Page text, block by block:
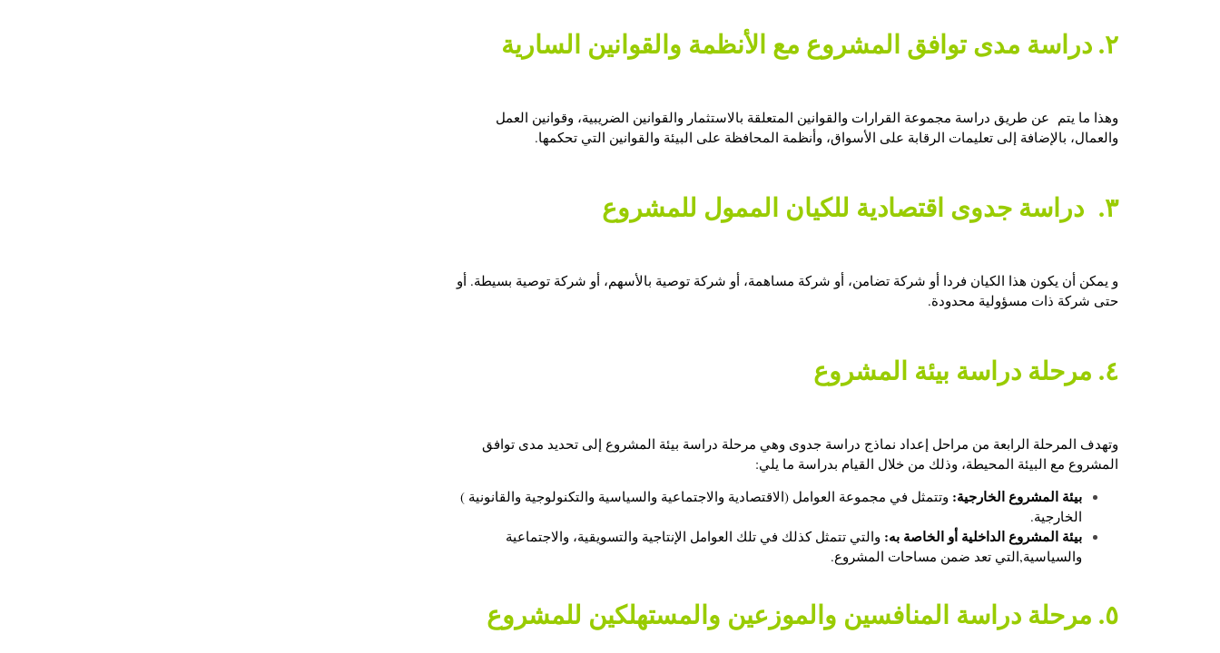
٢. دراسة مدى توافق المشروع مع الأنظمة والقوانين السارية
وهذا ما يتم عن طريق دراسة مجموعة القرارات والقوانين المتعلقة بالاستثمار والقوانين الضريبية، وقوانين العمل
والعمال، بالإضافة إلى تعليمات الرقابة على الأسواق، وأنظمة المحافظة على البيئة والقوانين التي تحكمها.
٣. دراسة جدوى اقتصادية للكيان الممول للمشروع
و يمكن أن يكون هذا الكيان فردا أو شركة تضامن، أو شركة مساهمة، أو شركة توصية بالأسهم، أو شركة توصية بسيطة. أو
حتى شركة ذات مسؤولية محدودة.
٤. مرحلة دراسة بيئة المشروع
وتهدف المرحلة الرابعة من مراحل إعداد نماذج دراسة جدوى وهي مرحلة دراسة بيئة المشروع إلى تحديد مدى توافق
المشروع مع البيئة المحيطة، وذلك من خلال القيام بدراسة ما يلي:
بيئة المشروع الخارجية: وتتمثل في مجموعة العوامل (الاقتصادية والاجتماعية والسياسية والتكنولوجية والقانونية )
الخارجية.
بيئة المشروع الداخلية أو الخاصة به: والتي تتمثل كذلك في تلك العوامل الإنتاجية والتسويقية، والاجتماعية
والسياسية,التي تعد ضمن مساحات المشروع.
٥. مرحلة دراسة المنافسين والموزعين والمستهلكين للمشروع